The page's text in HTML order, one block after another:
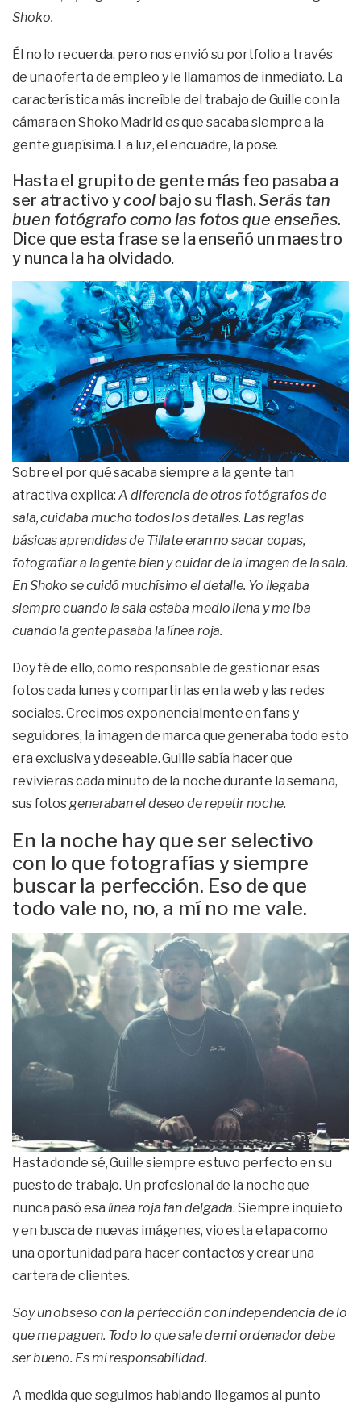
Shoko.
Él no lo recuerda, pero nos envió su portfolio a través
de una oferta de empleo y le llamamos de inmediato. La
característica más increíble del trabajo de Guille con la
cámara en Shoko Madrid es que sacaba siempre a la
gente guapísima. La luz, el encuadre, la pose.
Hasta el grupito de gente más feo pasaba a
ser atractivo ycool bajo su flash.Serás tan
buen fotógrafo como las fotos que enseñes.
Dice que esta frase se la enseñó un maestro
y nunca la ha olvidado.
Sobre el por qué sacaba siempre a la gente tan
atractiva explica:A diferencia de otros fotógrafos de
sala, cuidaba mucho todos los detalles. Las reglas
básicas aprendidas de Tillate eran no sacar copas,
fotografiar a la gente bien y cuidar de la imagen de la sala.
En Shoko se cuidó muchísimo el detalle. Yo llegaba
siempre cuando la sala estaba medio llena y me iba
cuando la gente pasaba la línea roja.
Doy fé de ello, como responsable de gestionar esas
fotos cada lunes y compartirlas en la web y las redes
sociales. Crecimos exponencialmente en fans y
seguidores, la imagen de marca que generaba todo esto
era exclusiva y deseable. Guille sabía hacer que
revivieras cada minuto de la noche durante la semana,
sus fotosgeneraban el deseo de repetir noche.
En la noche hay que ser selectivo
con lo que fotografías y siempre
buscar la perfección. Eso de que
todo vale no, no, a mí no me vale.
Hasta donde sé, Guille siempre estuvo perfecto en su
puesto de trabajo. Un profesional de la noche que
nunca pasó esa línea roja tan delgada. Siempre inquieto
y en busca de nuevas imágenes, vio esta etapa como
una oportunidad para hacer contactos y crear una
cartera de clientes.
Soy un obseso con la perfección con independencia de lo
que me paguen. Todo lo que sale de mi ordenador debe
ser bueno. Es mi responsabilidad.
A medida que seguimos hablando llegamos al punto